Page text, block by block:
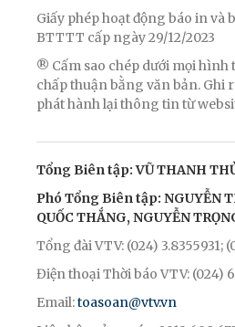
Giấy phép hoạt động báo in và
BTTTT cấp ngày 29/12/2023
® Cấm sao chép dưới mọi hình
chấp thuận bằng văn bản. Ghi
phát hành lại thông tin từ
Tổng Biên tập: VŨ THANH
Phó Tổng Biên tập: NGUYỄN
QUỐC THẮNG, NGUYỄN
Tổng đài VTV: (024) 3.8355931;
Điện thoại Thời báo VTV: (024)
Email:toasoan@vtv.vn